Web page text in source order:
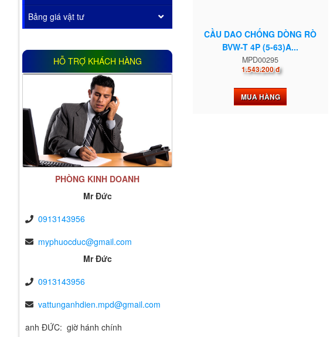
CẦU DAO CHỐNG DÒNG RÒ
BVW-T 4P (5-63)A...
MPD00295
1.543.200 đ
MUA HÀNG
Bảng giá vật tư
HỖ TRỢ KHÁCH HÀNG
PHÒNG KINH DOANH
Mr Đức
0913143956
myphuocduc@gmail.com
Mr Đức
0913143956
vattunganhdien.mpd@gmail.com
anh ĐỨC: giờ hánh chính